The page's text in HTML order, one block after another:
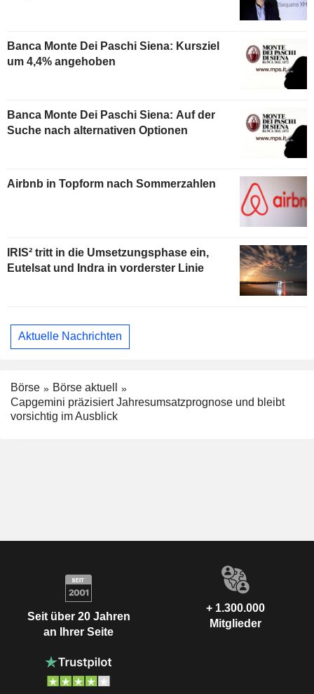
Banca Monte Dei Paschi Siena: Kursziel
um 4,4% angehoben
Banca Monte Dei Paschi Siena: Auf der
Suche nach alternativen Optionen
Airbnb in Topform nach Sommerzahlen
IRIS² tritt in die Umsetzungsphase ein,
Eutelsat und Indra in vorderster Linie
Aktuelle Nachrichten
Börse
Börse aktuell
Capgemini präzisiert Jahresumsatzprognose und bleibt
vorsichtig im Ausblick
Seit über 20 Jahren
an Ihrer Seite
+ 1.300.000
Mitglieder